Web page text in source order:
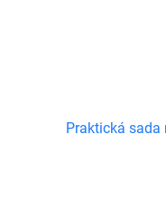
Praktická sada